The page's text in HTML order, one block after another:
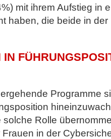
mit ihrem Aufstieg in
haben, die beide in der
Programme
Rolle
in der